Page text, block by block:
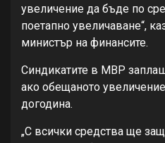
увеличение да бъде по
поетапно увеличаване“,
министър на финансите.
Синдикатите в МВР
ако обещаното
догодина.
„С всички средства ще